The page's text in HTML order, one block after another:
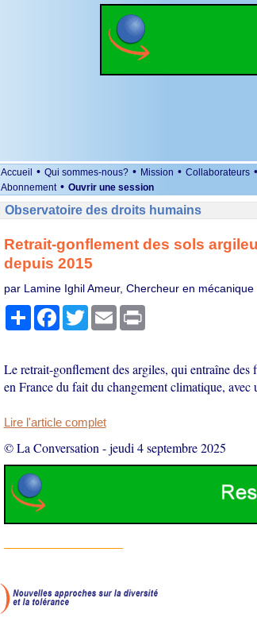
Accueil • Qui sommes-nous? • Mission • Collaborateurs •
Abonnement • Ouvrir une session
Observatoire des droits humains
Retrait-gonflement des sols
depuis 2015
par Lamine Ighil Ameur, Chercheur en
PartagerFacebook
TwitterEmail Print
Le retrait-gonflement des argiles, qui entraîne des
en France du fait du changement climatique,
Lire l'article complet
© La Conversation -jeudi 4 septembre 2025